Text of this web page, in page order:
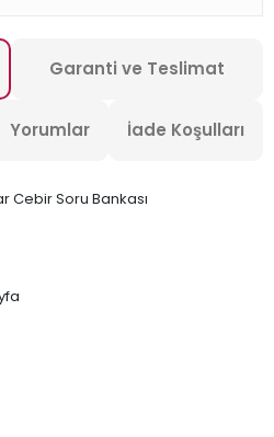
Garanti ve Teslimat
Yorumlar İade Koşulları
Cebir Soru Bankası